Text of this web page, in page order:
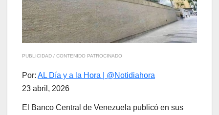
PUBLICIDAD / CONTENIDO PATROCINADO
Por: AL Día y a la Hora | @Notidiahora
23 abril, 2026
El Banco Central de Venezuela publicó en sus